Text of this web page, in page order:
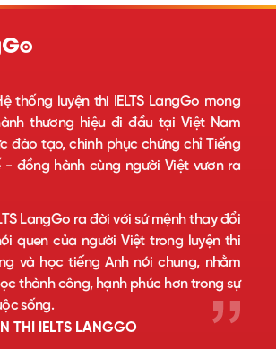
thống luyện thi IELTS LangGo mong
thương hiệu đi đầu tại Việt Nam
đào tạo, chinh phục chứng chỉ Tiếng
- đồng hành cùng người Việt vươn ra
LangGo ra đời với sứ mệnh thay đổi
quen của người Việt trong luyện thi
và học tiếng Anh nói chung, nhằm
thành công, hạnh phúc hơn trong sự
sống.
THI IELTS LANGGO